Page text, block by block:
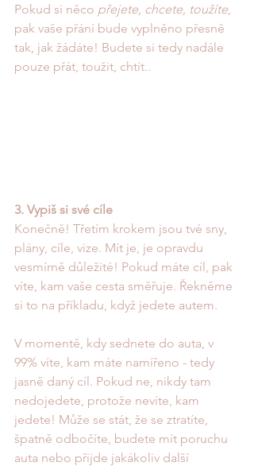
Pokud si něco přejete, chcete, toužíte
pak vaše přání bude vyplněno přesně
tak, jak žádáte! Budete si tedy nadále
pouze přát, toužit, chtít..
3. Vypiš si své cíle
Konečně! Třetím krokem jsou tvé sny,
plány, cíle, vize. Mít je, je opravdu
vesmírně důležité! Pokud máte cíl, pak
víte, kam vaše cesta směřuje. Řekněme
si to na příkladu, když jedete autem.
V momentě, kdy sednete do auta, v
99% víte, kam máte namířeno - tedy
jasně daný cíl. Pokud ne, nikdy tam
nedojedete, protože nevíte, kam
jedete! Může se stát, že se ztratíte,
špatně odbočíte, budete mít poruchu
auta nebo přijde jakákoliv další